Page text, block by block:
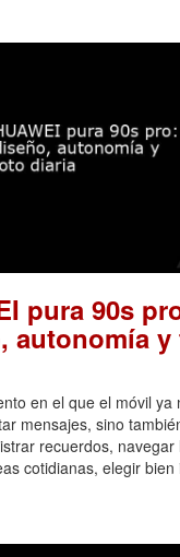
pura 90s
autonomía y
en el que el móvil ya
mensajes, sino
recuerdos, navegar
cotidianas, elegir